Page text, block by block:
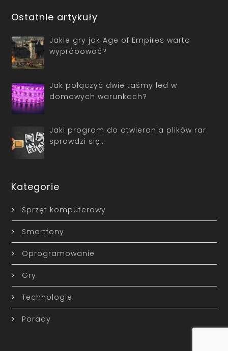
Ostatnie artykuły
Jakie gry jak Age of Empires warto
wypróbować?
Jak połączyć dwie taśmy led w
domowych warunkach?
Jaki program do otwierania plików rar
sprawdzi się…
Kategorie
Sprzęt komputerowy
Smartfony
Oprogramowanie
Gry
Technologie
Porady